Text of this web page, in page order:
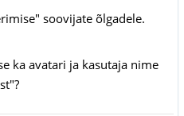
soovijate õlgadele.
ka avatari ja kasutaja nime